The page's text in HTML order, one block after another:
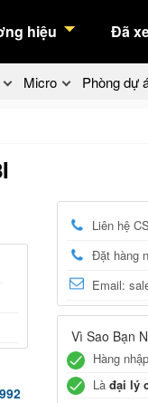
hiệu Đã
Micro Phòng dự
Liên hệ
Đặt hàng
Email:
Vì Sao Bạn
Hàng
Là đại lý